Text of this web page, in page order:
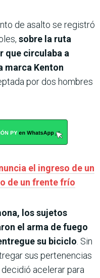
de asalto se registró
sobre la ruta
que circulaba a
marca Kenton
por dos hombres
el ingreso de un
de un frente frío
los sujetos
el arma de fuego
su biciclo. Sin
sus pertenencias
acelerar para